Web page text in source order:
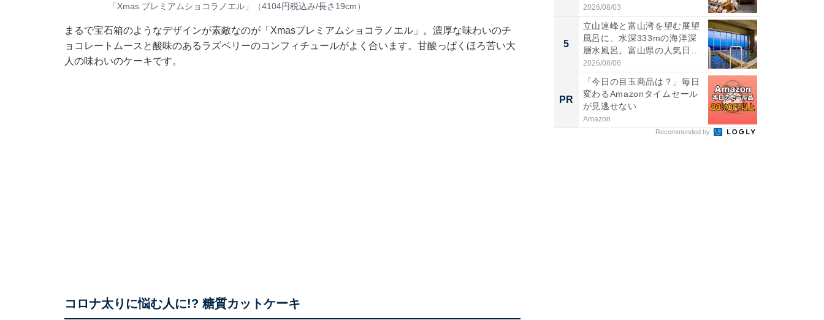
「Xmas プレミアムショコラノエル」（4104円税込み/長さ19cm）
まるで宝石箱のようなデザインが素敵なのが「Xmasプレミアムショコラノエル」。濃厚な味わいのチ
ョコレートムースと酸味のあるラズベリーのコンフィチュールがよく合います。甘酸っぱくほろ苦い大
人の味わいのケーキです。
コロナ太りに悩む人に!? 糖質カットケーキ
2026/08/03
5
立山連峰と富山湾を望む展望
風呂に、水深333mの海洋深
層水風呂。富山県の人気日
帰...
2026/08/06
PR
「今日の目玉商品は？」毎日
変わるAmazonタイムセール
が見逃せない
Amazon
Recommended by